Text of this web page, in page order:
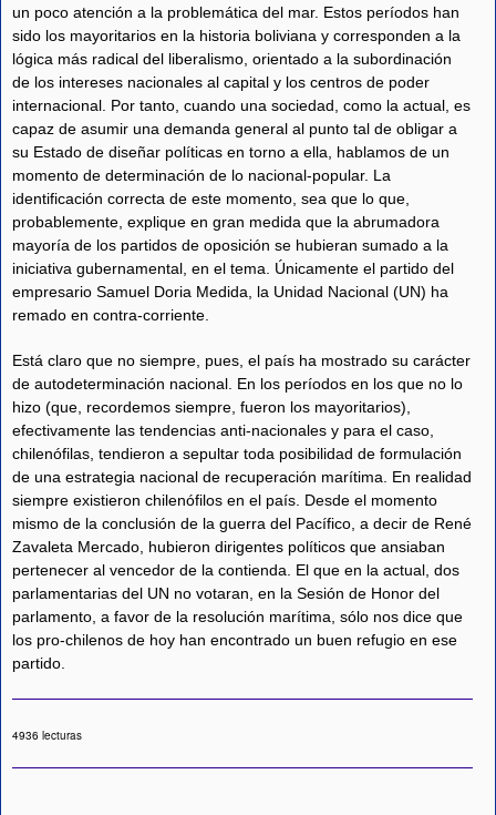
un poco atención a la problemática del mar. Estos períodos han
sido los mayoritarios en la historia boliviana y corresponden a la
lógica más radical del liberalismo, orientado a la subordinación
de los intereses nacionales al capital y los centros de poder
internacional. Por tanto, cuando una sociedad, como la actual, es
capaz de asumir una demanda general al punto tal de obligar a
su Estado de diseñar políticas en torno a ella, hablamos de un
momento de determinación de lo nacional-popular. La
identificación correcta de este momento, sea que lo que,
probablemente, explique en gran medida que la abrumadora
mayoría de los partidos de oposición se hubieran sumado a la
iniciativa gubernamental, en el tema. Únicamente el partido del
empresario Samuel Doria Medida, la Unidad Nacional (UN) ha
remado en contra-corriente.
Está claro que no siempre, pues, el país ha mostrado su carácter
de autodeterminación nacional. En los períodos en los que no lo
hizo (que, recordemos siempre, fueron los mayoritarios),
efectivamente las tendencias anti-nacionales y para el caso,
chilenófilas, tendieron a sepultar toda posibilidad de formulación
de una estrategia nacional de recuperación marítima. En realidad
siempre existieron chilenófilos en el país. Desde el momento
mismo de la conclusión de la guerra del Pacífico, a decir de René
Zavaleta Mercado, hubieron dirigentes políticos que ansiaban
pertenecer al vencedor de la contienda. El que en la actual, dos
parlamentarias del UN no votaran, en la Sesión de Honor del
parlamento, a favor de la resolución marítima, sólo nos dice que
los pro-chilenos de hoy han encontrado un buen refugio en ese
partido.
4936 lecturas